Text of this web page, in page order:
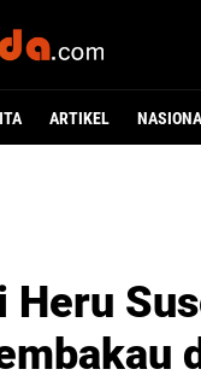
ARTIKEL
Heru